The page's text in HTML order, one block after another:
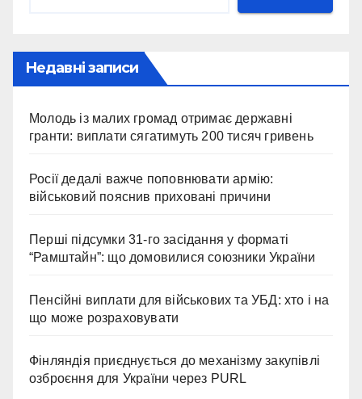
Недавні записи
Молодь із малих громад отримає державні
гранти: виплати сягатимуть 200 тисяч гривень
Росії дедалі важче поповнювати армію:
військовий пояснив приховані причини
Перші підсумки 31-го засідання у форматі
“Рамштайн”: що домовилися союзники України
Пенсійні виплати для військових та УБД: хто і на
що може розраховувати
Фінляндія приєднується до механізму закупівлі
озброєння для України через PURL